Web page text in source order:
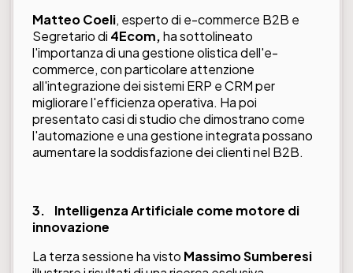
Matteo Coeli, esperto di e-commerce B2B e
Segretario di 4Ecom,ha sottolineato
l'importanza di una gestione olistica dell'e-
commerce, con particolare attenzione
all'integrazione dei sistemi ERP e CRM per
migliorare l'efficienza operativa. Ha poi
presentato casi di studio che dimostrano come
l'automazione e una gestione integrata possano
aumentare la soddisfazione dei clienti nel B2B.
3. Intelligenza Artificiale come motore di
innovazione
La terza sessione ha visto Massimo Sumberesi